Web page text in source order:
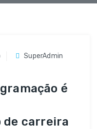
SuperAdmin
é
de carreira